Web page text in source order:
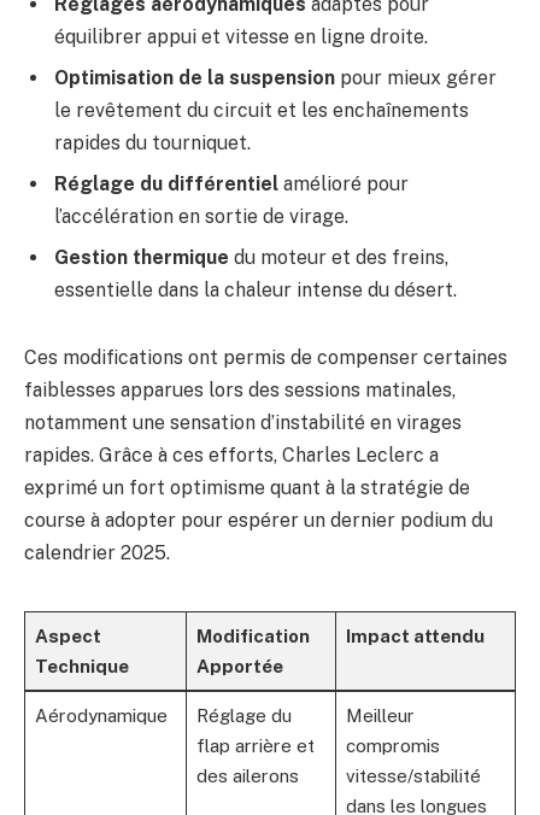
Réglages aérodynamiques adaptés pour
équilibrer appui et vitesse en ligne droite.
Optimisation de la suspension pour mieux gérer
le revêtement du circuit et les enchaînements
rapides du tourniquet.
Réglage du différentiel amélioré pour
l’accélération en sortie de virage.
Gestion thermique du moteur et des freins,
essentielle dans la chaleur intense du désert.
Ces modifications ont permis de compenser certaines
faiblesses apparues lors des sessions matinales,
notamment une sensation d’instabilité en virages
rapides. Grâce à ces efforts, Charles Leclerc a
exprimé un fort optimisme quant à la stratégie de
course à adopter pour espérer un dernier podium du
calendrier 2025.
Aspect
Technique
Modification
Apportée
Impact attendu
Aérodynamique
Réglage du
flap arrière et
des ailerons
Meilleur
compromis
vitesse/stabilité
dans les longues